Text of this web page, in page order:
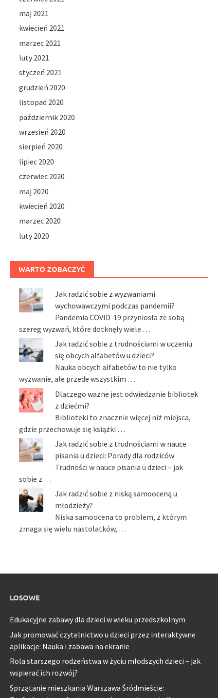
maj 2021
kwiecień 2021
marzec 2021
luty 2021
styczeń 2021
grudzień 2020
listopad 2020
październik 2020
wrzesień 2020
sierpień 2020
lipiec 2020
czerwiec 2020
maj 2020
kwiecień 2020
marzec 2020
luty 2020
WARTO ZOBACZYĆ
Jak radzić sobie z wyzwaniami
wychowawczymi podczas pandemii?
Pandemia COVID-19 przyniosła ze sobą
szereg wyzwań, które dotknęły wiele …
Jak radzić sobie z trudnościami w uczeniu
się obcych alfabetów u dzieci?
Nauka obcych alfabetów to nie tylko
wyzwanie, ale przede wszystkim …
Dlaczego ważne jest odwiedzanie bibliotek
z dziećmi?
Biblioteki to znacznie więcej niż miejsca,
gdzie przechowuje się książki …
Jak radzić sobie z trudnościami w nauce
pisania u dzieci: Porady dla rodziców
Trudności w nauce pisania u dzieci – jak
sobie z …
Jak radzić sobie z niską samooceną u
młodzieży?
Niska samoocena to problem, z którym
zmaga się wielu nastolatków, …
LOSOWE
Edukacyjne zabawy dla dzieci w wieku przedszkolnym
Jak promować czytelnictwo u dzieci przez interaktywne
aplikacje: Nauka i zabawa na ekranie
Rola starszego rodzeństwa w życiu młodszych dzieci – jak
wspierać ich rozwój?
Sprzątanie mieszkania Warszawa Śródmieście: